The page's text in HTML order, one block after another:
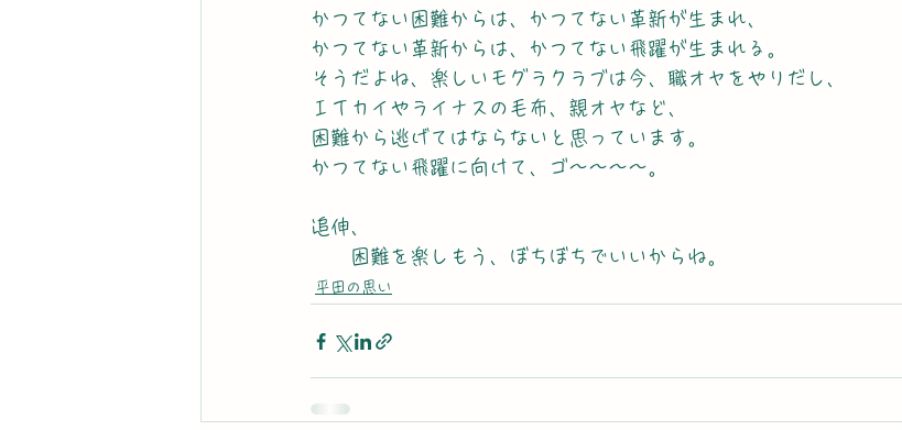
かつてない困難からは、かつてない革新が生まれ、
かつてない革新からは、かつてない飛躍が生まれる。
そうだよね、楽しいモグラクラブは今、職オヤをやりだし、
ＩＴカイやライナスの毛布、親オヤなど、
困難から逃げてはならないと思っています。
かつてない飛躍に向けて、ゴ～～～～。
追伸、
困難を楽しもう、ぼちぼちでいいからね。
平田の思い